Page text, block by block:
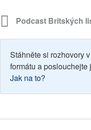
Podcast Britských
Stáhněte si rozhovory
formátu a poslouchejte
Jak na to?